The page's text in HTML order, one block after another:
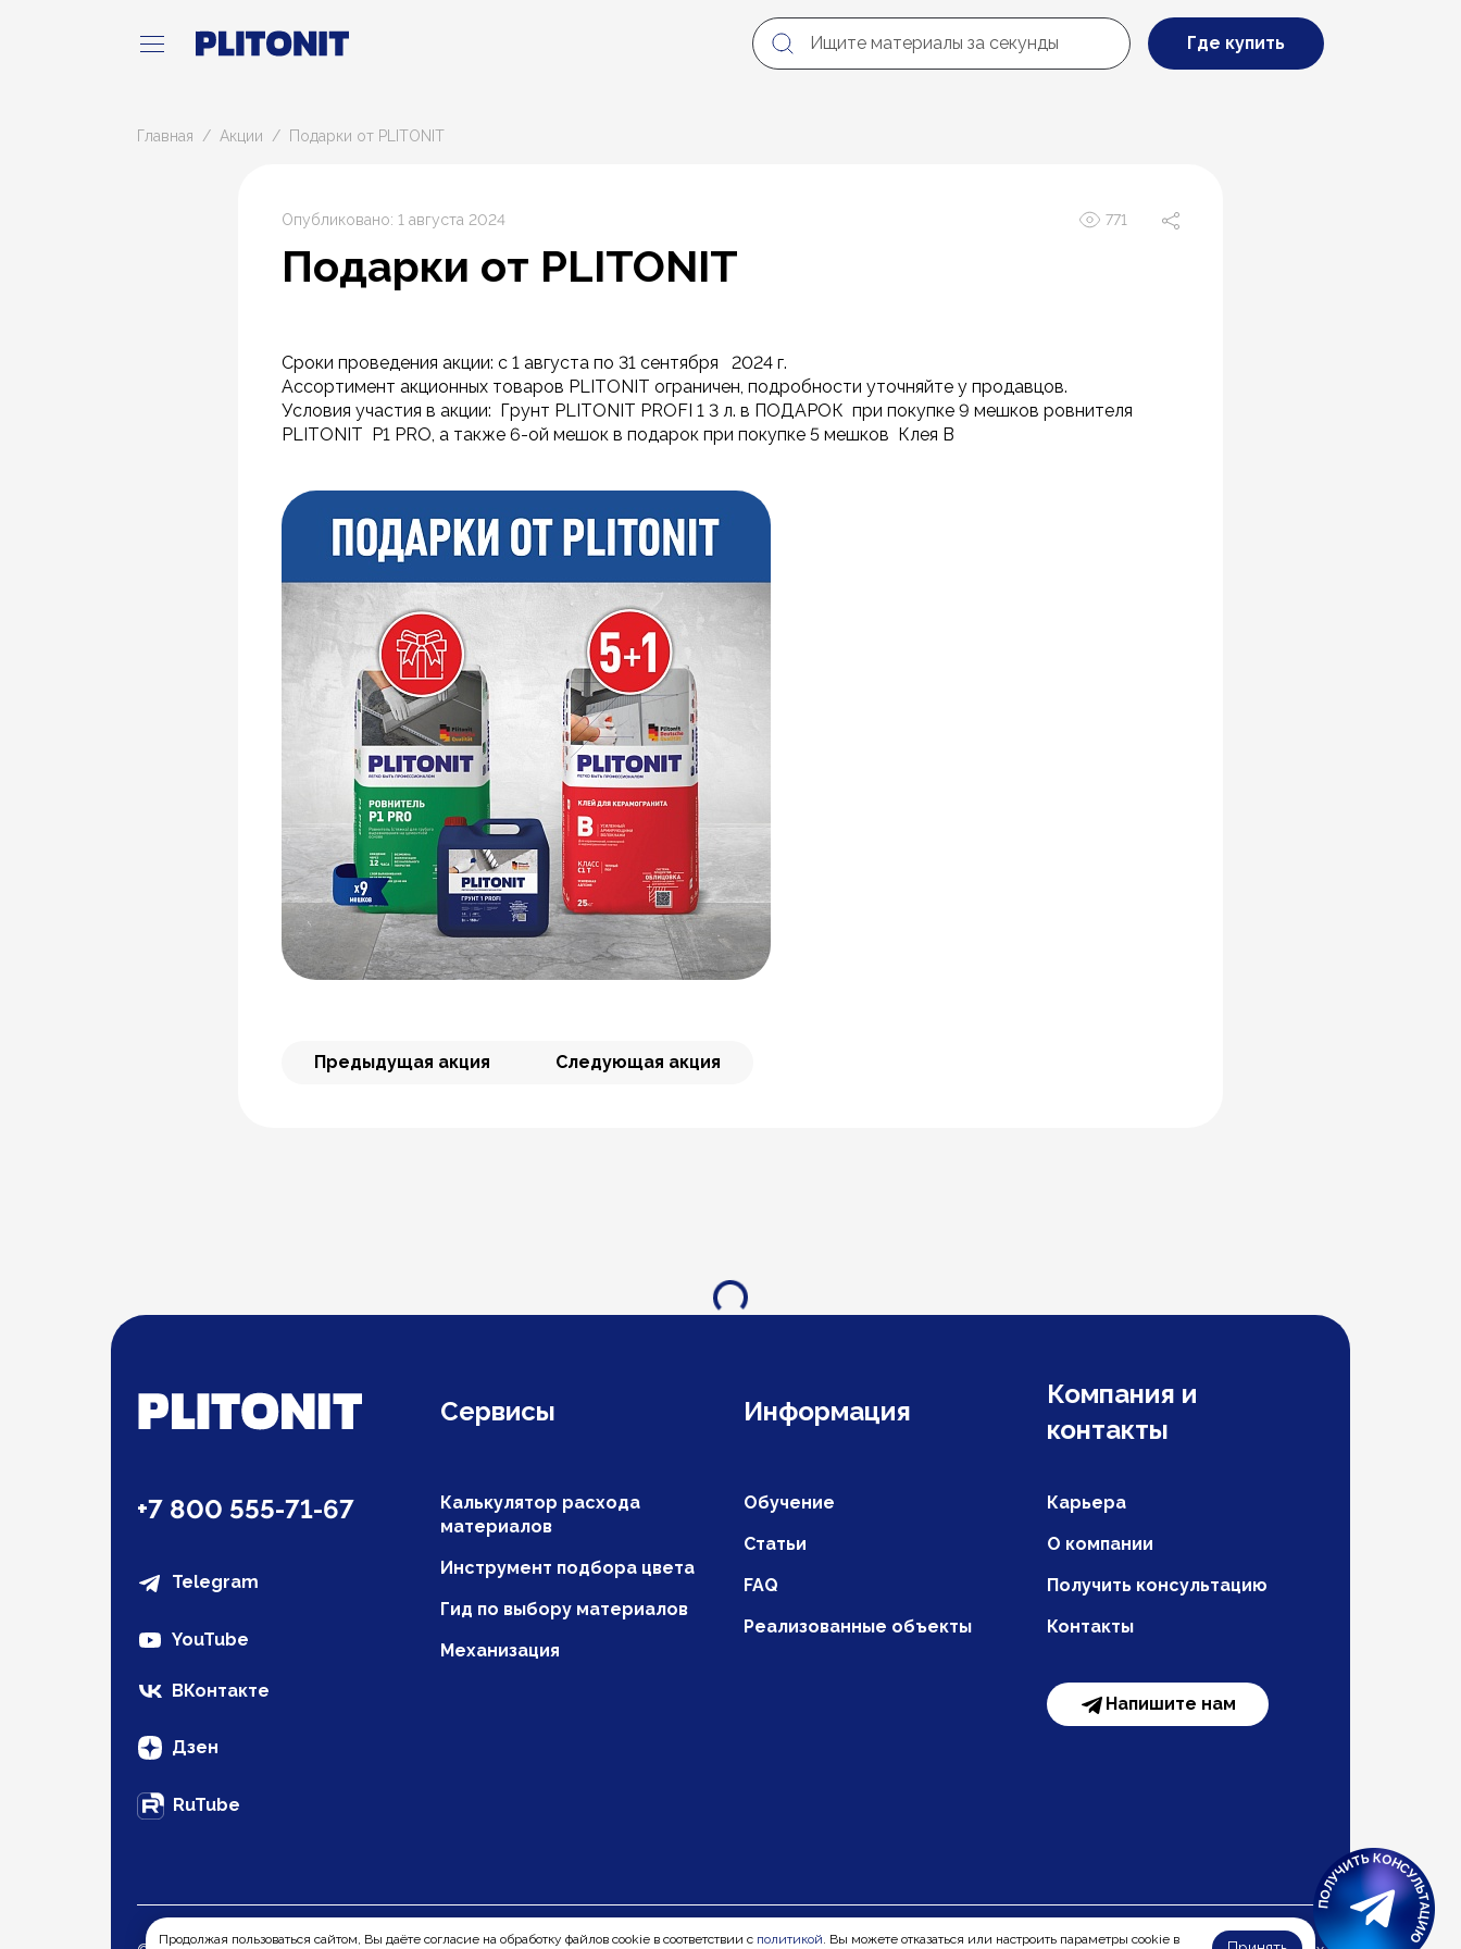
Где купить
Главная Акции Подарки от PLITONIT
Опубликовано: 1 августа 2024 771
Подарки от PLITONIT
Сроки проведения акции: с 1 августа по 31 сентября 2024 г.
Ассортимент акционных товаров PLITONIT ограничен, подробности уточняйте у продавцов.
Условия участия в акции: Грунт PLITONIT PROFI 1 3 л. в ПОДАРОК при покупке 9 мешков ровнителя
PLITONIT P1 PRO, а также 6-ой мешок в подарок при покупке 5 мешков Клея B
Предыдущая акция Следующая акция
Загрузка...
Продолжая пользоваться сайтом, Вы даёте согласие на обработку файлов cookie в соответствии с политикой. Вы можете отказаться или настроить параметры cookie в
Сервисы Информация
Компания и
контакты
+7 800 555-71-67
Telegram
YouTube
ВКонтакте
Дзен
RuTube
Калькулятор расхода
материалов
Инструмент подбора цвета
Гид по выбору материалов
Механизация
Обучение
Статьи
FAQ
Реализованные объекты
Карьера
О компании
Получить консультацию
Контакты
Напишите нам